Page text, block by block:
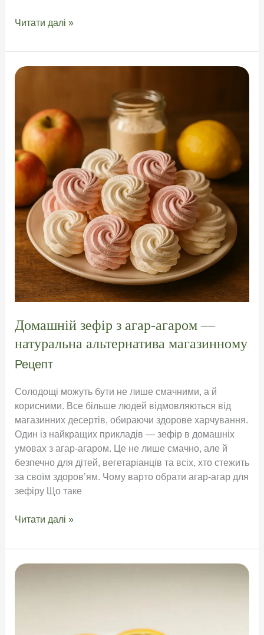
Глютен-
випічка:
рецепти
з
борошном
Читати далі »
Домашній зефір з агар-агаром —
натуральна альтернатива магазинному
Рецепт
Солодощі можуть бути не лише смачними, а й
корисними. Все більше людей відмовляються від
магазинних десертів, обираючи здорове харчування.
Один із найкращих прикладів — зефір в домашніх
умовах з агар-агаром. Це не лише смачно, але й
безпечно для дітей, вегетаріанців та всіх, хто стежить
за своїм здоров’ям. Чому варто обрати агар-агар для
зефіру Що таке
Домашній
з
агар-
агаром
Читати далі »